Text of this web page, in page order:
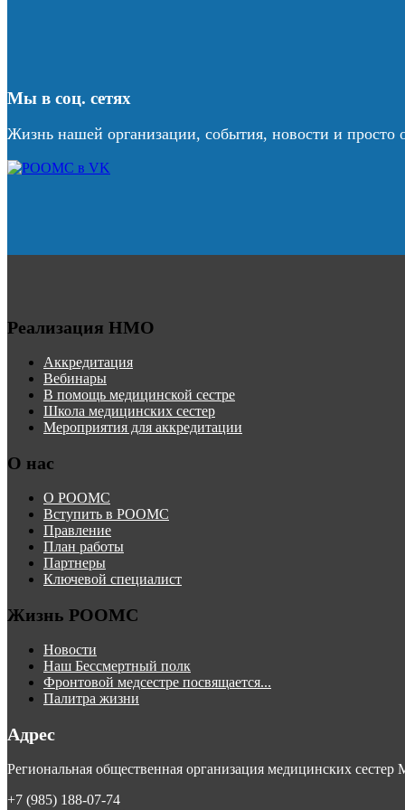
Мы в соц. сетях
Жизнь нашей организации, события, новости и просто
Реализация НМО
Аккредитация
Вебинары
В помощь медицинской сестре
Школа медицинских сестер
Мероприятия для аккредитации
О нас
О РООМС
Вступить в РООМС
Правление
План работы
Партнеры
Ключевой специалист
Жизнь РООМС
Новости
Наш Бессмертный полк
Фронтовой медсестре посвящается...
Палитра жизни
Адрес
Региональная общественная организация медицинских сестер
+7 (985) 188-07-74